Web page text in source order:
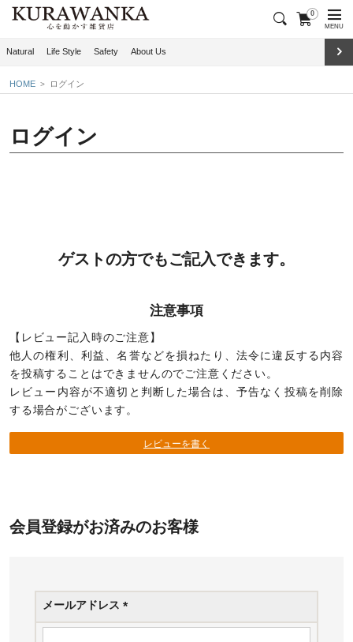
0
MENU
Natural Life Style Safety About Us
HOME ログイン
ログイン
ゲストの方でもご記入できます。
注意事項
【レビュー記入時のご注意】
他人の権利、利益、名誉などを損ねたり、法令に違反する内容
を投稿することはできませんのでご注意ください。
レビュー内容が不適切と判断した場合は、予告なく投稿を削除
する場合がございます。
レビューを書く
会員登録がお済みのお客様
メールアドレス
(